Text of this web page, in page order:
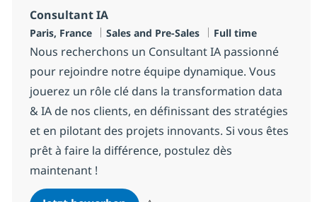
Consultant IA
Standort
Paris, France Kategorie
Sales and Pre-Sales Jobtyp
Full time
Nous recherchons un Consultant IA passionné
pour rejoindre notre équipe dynamique. Vous
jouerez un rôle clé dans la transformation data
& IA de nos clients, en définissant des stratégies
et en pilotant des projets innovants. Si vous êtes
prêt à faire la différence, postulez dès
maintenant !